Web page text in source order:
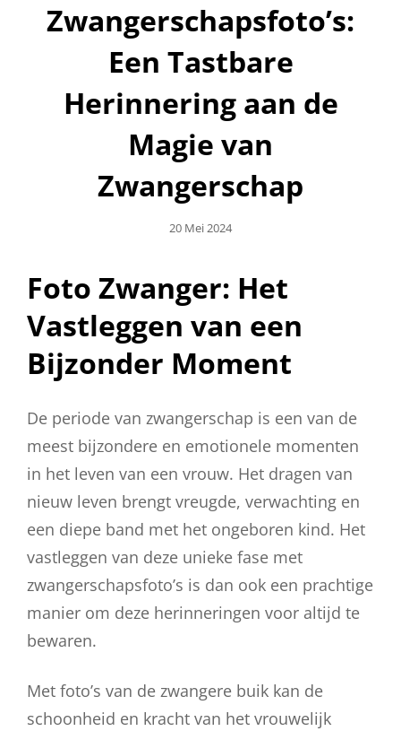
Zwangerschapsfoto’s:
Een Tastbare
Herinnering aan de
Magie van
Zwangerschap
Geplaatst
20 Mei 2024
Foto Zwanger: Het
Vastleggen van een
Bijzonder Moment
De periode van zwangerschap is een van de
meest bijzondere en emotionele momenten
in het leven van een vrouw. Het dragen van
nieuw leven brengt vreugde, verwachting en
een diepe band met het ongeboren kind. Het
vastleggen van deze unieke fase met
zwangerschapsfoto’s is dan ook een prachtige
manier om deze herinneringen voor altijd te
bewaren.
Met foto’s van de zwangere buik kan de
schoonheid en kracht van het vrouwelijk